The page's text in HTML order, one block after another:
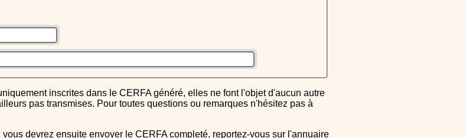
pas transmises. Pour toutes questions ou remarques n'hésitez pas à